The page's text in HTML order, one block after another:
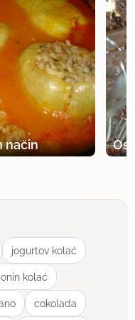
način
jogurtov kolać
kolać
cokolada